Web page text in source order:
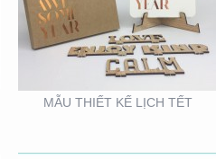
MẪU THIẾT KẾ LỊCH TẾT
VIFA EXPO 2020 – TƯ
VẤN THIẾT KẾ THI
CÔNG GIAN HÀNG
TRIỂN LÃM